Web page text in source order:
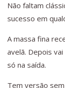
Não faltam
sucesso em
A massa fina
avelã. Depois
só na saída.
Tem versão